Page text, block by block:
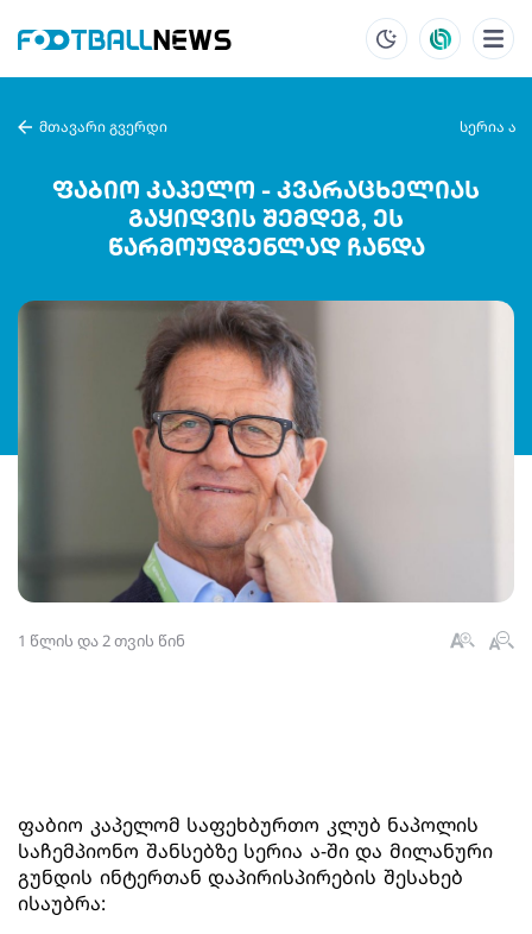
მთავარი გვერდი სერია ა
ფაბიო კაპელო - კვარაცხელიას
გაყიდვის შემდეგ, ეს
წარმოუდგენლად ჩანდა
1 წლის და 2 თვის წინ
ფაბიო კაპელომ საფეხბურთო კლუბ ნაპოლის
საჩემპიონო შანსებზე სერია ა-ში და მილანური
გუნდის ინტერთან დაპირისპირების შესახებ
ისაუბრა: